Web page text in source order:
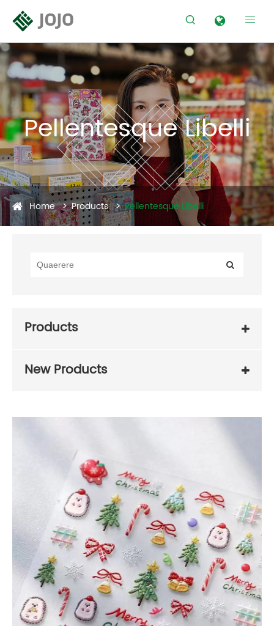
 
Pellentesque Libelli
Home Products Pellentesque Libelli
Products
New Products